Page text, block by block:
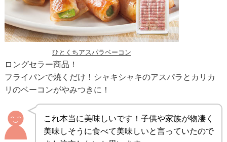
ひとくちアスパラベーコン
ロングセラー商品！
フライパンで焼くだけ！シャキシャキのアスパラとカリカ
リのベーコンがやみつきに！
これ本当に美味しいです！子供や家族が物凄く
美味しそうに食べて美味しいと言っていたので